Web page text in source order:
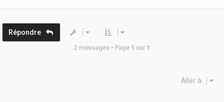
Répondre
2 messages • Page 1 sur 1
Aller à